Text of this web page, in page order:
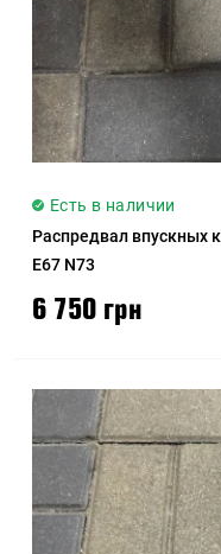
Есть в наличии
Распредвал впускных
E67 N73
6 750 грн